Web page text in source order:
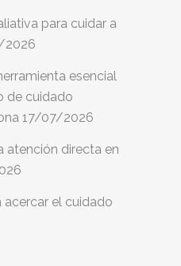
para cuidar a
esencial
de cuidado
17/07/2026
atención directa en
acercar el cuidado